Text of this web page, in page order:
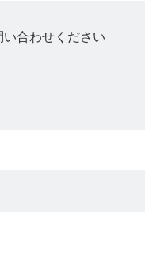
合わせください